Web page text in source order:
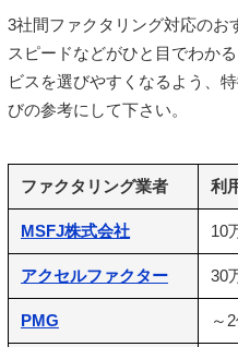
3社間ファクタリング対応のお
スピードなどがひと目でわか
ビスを選びやすくなるよう、
びの参考にして下さい。
ファクタリング業者 利
MSFJ株式会社 10
アクセルファクター 30
PMG ～